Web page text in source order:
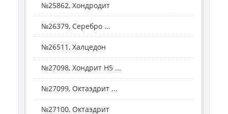
№25862, Хондродит
№26379, Серебро ...
№26511, Халцедон
№27098, Хондрит H5 ...
№27099, Октаэдрит ...
№27100, Октаэдрит